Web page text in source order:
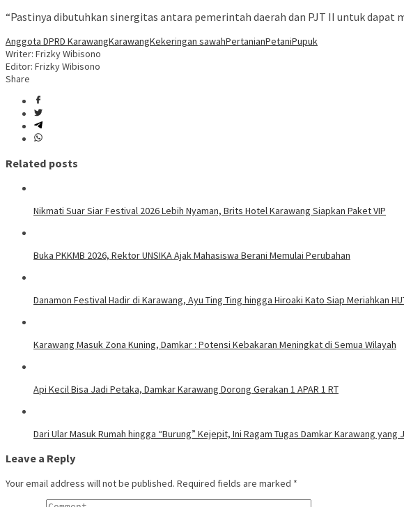
“Pastinya dibutuhkan sinergitas antara pemerintah daerah dan PJT II untuk dapat
Anggota DPRD KarawangKarawangKekeringan sawahPertanianPetaniPupuk
Writer: Frizky Wibisono
Editor: Frizky Wibisono
Share
Related posts
Nikmati Suar Siar Festival 2026 Lebih Nyaman, Brits Hotel Karawang Siapkan Paket VIP
Buka PKKMB 2026, Rektor UNSIKA Ajak Mahasiswa Berani Memulai Perubahan
Danamon Festival Hadir di Karawang, Ayu Ting Ting hingga Hiroaki Kato Siap Meriahkan
Karawang Masuk Zona Kuning, Damkar : Potensi Kebakaran Meningkat di Semua Wilayah
Api Kecil Bisa Jadi Petaka, Damkar Karawang Dorong Gerakan 1 APAR 1 RT
Dari Ular Masuk Rumah hingga “Burung” Kejepit, Ini Ragam Tugas Damkar Karawang yang
Leave a Reply
Your email address will not be published. Required fields are marked *